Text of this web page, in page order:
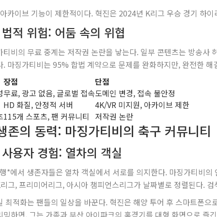
카이브 기능이 제한적이다. 혁진은 2024년 K리그 우승 경기 하
적 위험: 어둠 속의 위협
티비의 무료 중계는 저작권 논란을 낳는다. 일부 콘텐츠는 방송사
. 마징가티비는 95% 합법 계약으로 문제를 완화하지만, 완전한 해
장점
단점
무료, 광고 없음, 글로벌 접속도메인 변경, 접속 불안정
HD 화질, 안정적 서버
4K/VR 미지원, 아카이브 제한
115개 스포츠, 팬 커뮤니티 저작권 논란
존의 동력: 마징가티비의 축구 커뮤니티
용자 경험: 열차의 객실
*에서 생존자들은 열차 객실에서 서로를 의지한다. 마징가티비
그, 프리미어리그, 아시아 챔피언스리그가 날짜별로 정렬된다.
최적화는 팬들의 일상을 바꾼다. 혁진은 해양 투어 후 스마트폰
밍하면, 그는 가족과 부산 아이파크의 홈경기를 대형 화면으로 즐